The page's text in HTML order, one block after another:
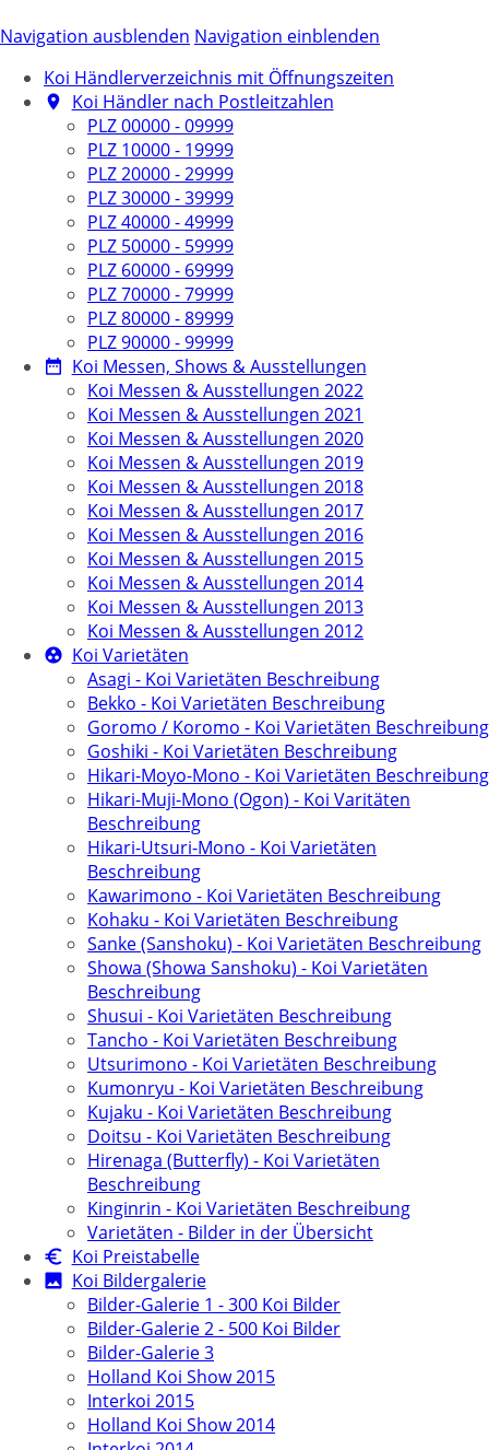
Navigation ausblenden Navigation einblenden
Koi Händlerverzeichnis mit Öffnungszeiten
Koi Händler nach Postleitzahlen
PLZ 00000 - 09999
PLZ 10000 - 19999
PLZ 20000 - 29999
PLZ 30000 - 39999
PLZ 40000 - 49999
PLZ 50000 - 59999
PLZ 60000 - 69999
PLZ 70000 - 79999
PLZ 80000 - 89999
PLZ 90000 - 99999
Koi Messen, Shows & Ausstellungen
Koi Messen & Ausstellungen 2022
Koi Messen & Ausstellungen 2021
Koi Messen & Ausstellungen 2020
Koi Messen & Ausstellungen 2019
Koi Messen & Ausstellungen 2018
Koi Messen & Ausstellungen 2017
Koi Messen & Ausstellungen 2016
Koi Messen & Ausstellungen 2015
Koi Messen & Ausstellungen 2014
Koi Messen & Ausstellungen 2013
Koi Messen & Ausstellungen 2012
Koi Varietäten
Asagi - Koi Varietäten Beschreibung
Bekko - Koi Varietäten Beschreibung
Goromo / Koromo - Koi Varietäten Beschreibung
Goshiki - Koi Varietäten Beschreibung
Hikari-Moyo-Mono - Koi Varietäten Beschreibung
Hikari-Muji-Mono (Ogon) - Koi Varitäten
Beschreibung
Hikari-Utsuri-Mono - Koi Varietäten
Beschreibung
Kawarimono - Koi Varietäten Beschreibung
Kohaku - Koi Varietäten Beschreibung
Sanke (Sanshoku) - Koi Varietäten Beschreibung
Showa (Showa Sanshoku) - Koi Varietäten
Beschreibung
Shusui - Koi Varietäten Beschreibung
Tancho - Koi Varietäten Beschreibung
Utsurimono - Koi Varietäten Beschreibung
Kumonryu - Koi Varietäten Beschreibung
Kujaku - Koi Varietäten Beschreibung
Doitsu - Koi Varietäten Beschreibung
Hirenaga (Butterfly) - Koi Varietäten
Beschreibung
Kinginrin - Koi Varietäten Beschreibung
Varietäten - Bilder in der Übersicht
Koi Preistabelle
Koi Bildergalerie
Bilder-Galerie 1 - 300 Koi Bilder
Bilder-Galerie 2 - 500 Koi Bilder
Bilder-Galerie 3
Holland Koi Show 2015
Interkoi 2015
Holland Koi Show 2014